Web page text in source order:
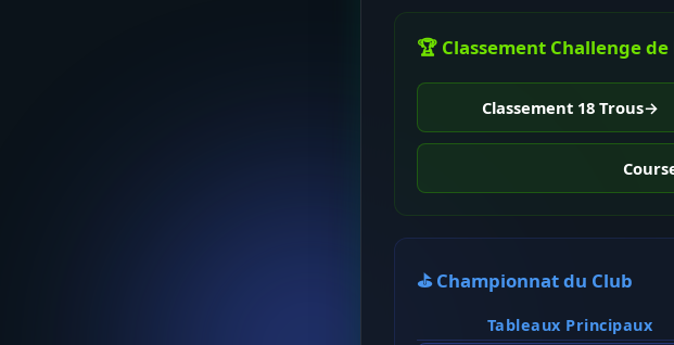
🏆 Classement Challenge de
Classement 18 Trous→
⛳ Championnat du Club
Tableaux Principaux